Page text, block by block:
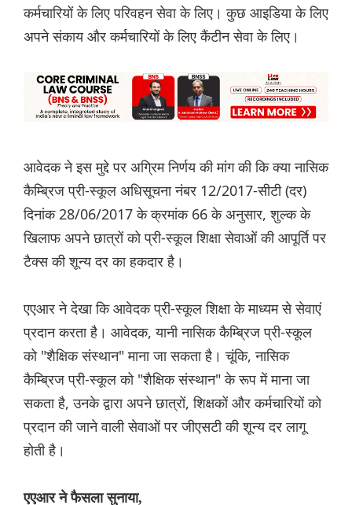
कर्मचारियों के लिए परिवहन सेवा के लिए। कुछ आइडिया के लिए
अपने संकाय और कर्मचारियों के लिए कैंटीन सेवा के लिए।
आवेदक ने इस मुद्दे पर अग्रिम निर्णय की मांग की कि क्या नासिक
कैम्ब्रिज प्री-स्कूल अधिसूचना नंबर 12/2017-सीटी (दर)
दिनांक 28/06/2017 के क्रमांक 66 के अनुसार, शुल्क के
खिलाफ अपने छात्रों को प्री-स्कूल शिक्षा सेवाओं की आपूर्ति पर
टैक्स की शून्य दर का हकदार है।
एएआर ने देखा कि आवेदक प्री-स्कूल शिक्षा के माध्यम से सेवाएं
प्रदान करता है। आवेदक, यानी नासिक कैम्ब्रिज प्री-स्कूल
को "शैक्षिक संस्थान" माना जा सकता है। चूंकि, नासिक
कैम्ब्रिज प्री-स्कूल को "शैक्षिक संस्थान" के रूप में माना जा
सकता है, उनके द्वारा अपने छात्रों, शिक्षकों और कर्मचारियों को
प्रदान की जाने वाली सेवाओं पर जीएसटी की शून्य दर लागू
होती है।
एएआर ने फैसला सुनाया,